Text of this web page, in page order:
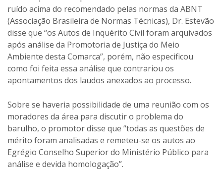
ruído acima do recomendado pelas normas da ABNT
(Associação Brasileira de Normas Técnicas), Dr. Estevão
disse que “os Autos de Inquérito Civil foram arquivados
após análise da Promotoria de Justiça do Meio
Ambiente desta Comarca”, porém, não especificou
como foi feita essa análise que contrariou os
apontamentos dos laudos anexados ao processo.
Sobre se haveria possibilidade de uma reunião com os
moradores da área para discutir o problema do
barulho, o promotor disse que “todas as questões de
mérito foram analisadas e remeteu-se os autos ao
Egrégio Conselho Superior do Ministério Público para
análise e devida homologação”.